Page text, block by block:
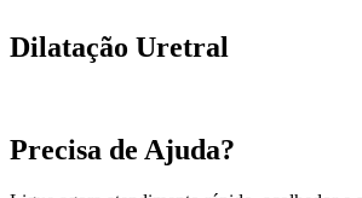
Dilatação Uretral
Precisa de Ajuda?